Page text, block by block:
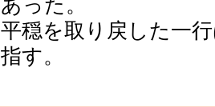
平穏を取り戻した一
指す。